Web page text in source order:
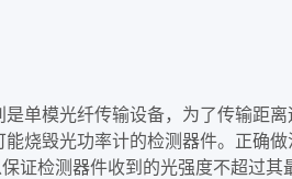
单模光纤传输设备，为了传输距
烧毁光功率计的检测器件。正确
证检测器件收到的光强度不超过